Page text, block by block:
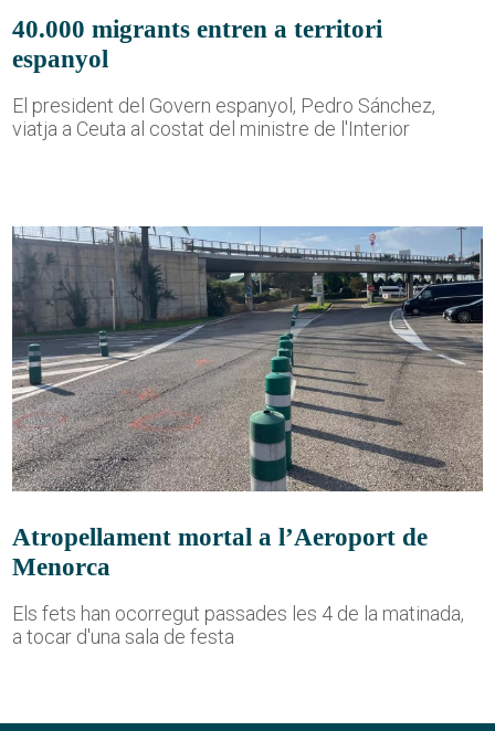
40.000 migrants entren a territori
espanyol
El president del Govern espanyol, Pedro Sánchez,
viatja a Ceuta al costat del ministre de l'Interior
Atropellament mortal a l’Aeroport de
Menorca
Els fets han ocorregut passades les 4 de la matinada,
a tocar d'una sala de festa